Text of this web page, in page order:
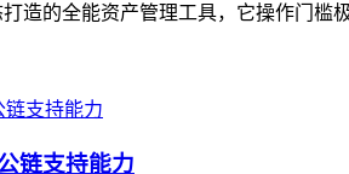
造的全能资产管理工具，它操作门
链支持能力